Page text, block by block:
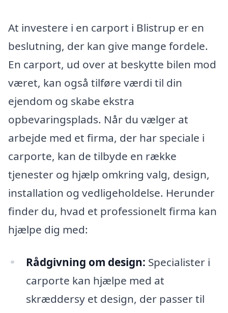
At investere i en carport i Blistrup er en
beslutning, der kan give mange fordele.
En carport, ud over at beskytte bilen mod
været, kan også tilføre værdi til din
ejendom og skabe ekstra
opbevaringsplads. Når du vælger at
arbejde med et firma, der har speciale i
carporte, kan de tilbyde en række
tjenester og hjælp omkring valg, design,
installation og vedligeholdelse. Herunder
finder du, hvad et professionelt firma kan
hjælpe dig med:
Rådgivning om design: Specialister i
carporte kan hjælpe med at
skræddersy et design, der passer til